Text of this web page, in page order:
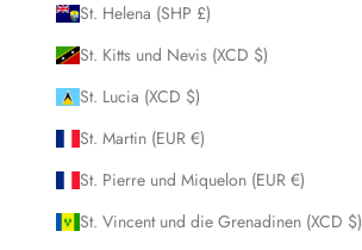
St. Helena (SHP £)
St. Kitts und Nevis (XCD $)
St. Lucia (XCD $)
St. Martin (EUR €)
St. Pierre und Miquelon (EUR €)
St. Vincent und die Grenadinen (XCD $)